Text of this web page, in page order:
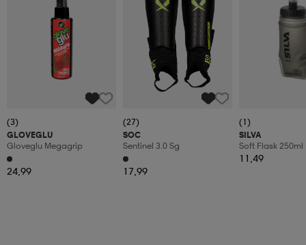
(3)
GLOVEGLU
Gloveglu Megagrip
24,99
(27)
SOC
Sentinel 3.0 Sg
17,99
(1)
SILVA
Soft Flask 250ml
11,49